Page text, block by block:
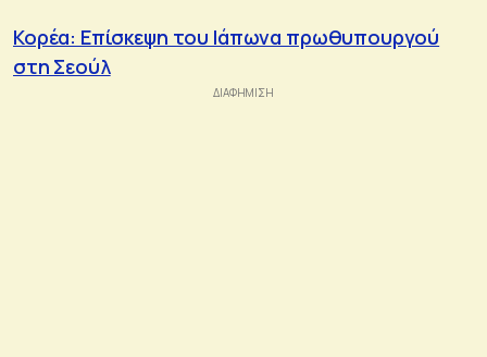
Κορέα: Επίσκεψη του Ιάπωνα πρωθυπουργού
στη Σεούλ